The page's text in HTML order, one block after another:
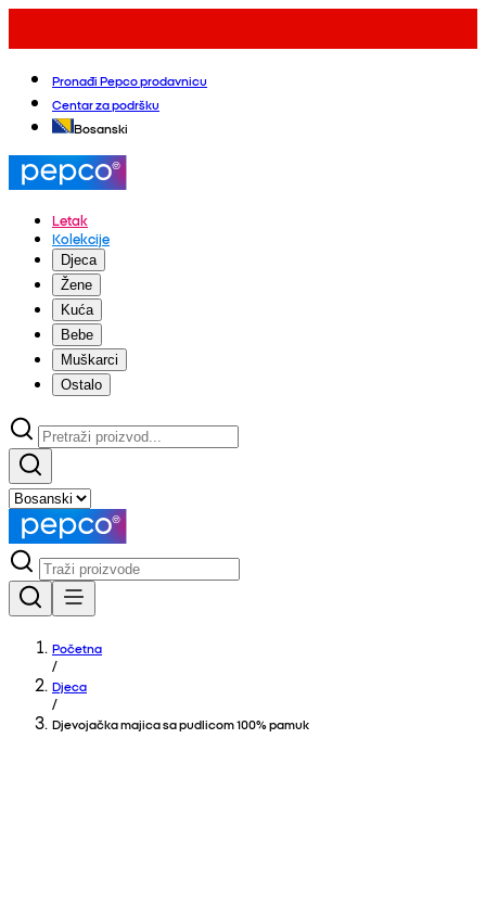
Pronađi Pepco prodavnicu
Centar za podršku
Bosanski
Letak
Kolekcije
Djeca
Žene
Kuća
Bebe
Muškarci
Ostalo
Početna
/
Djeca
/
Djevojačka majica sa pudlicom 100% pamuk